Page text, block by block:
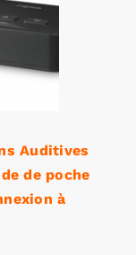
Auditives
de poche
à